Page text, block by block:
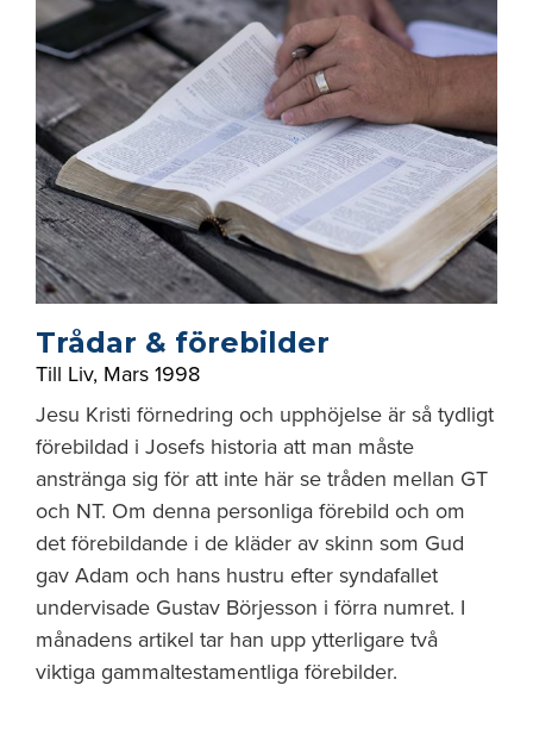
Trådar & förebilder
Till Liv, Mars 1998
Jesu Kristi förnedring och upphöjelse är så tydligt
förebildad i Josefs historia att man måste
anstränga sig för att inte här se tråden mellan GT
och NT. Om denna personliga förebild och om
det förebildande i de kläder av skinn som Gud
gav Adam och hans hustru efter syndafallet
undervisade Gustav Börjesson i förra numret. I
månadens artikel tar han upp ytterligare två
viktiga gammaltestamentliga förebilder.